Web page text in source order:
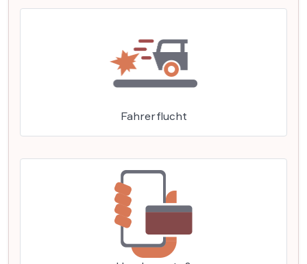
Fahrerflucht